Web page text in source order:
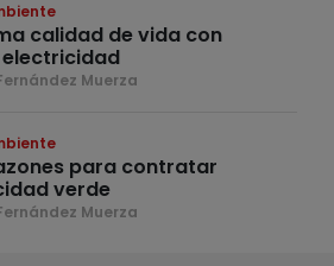
calidad de vida con
Muerza
para contratar
verde
Muerza